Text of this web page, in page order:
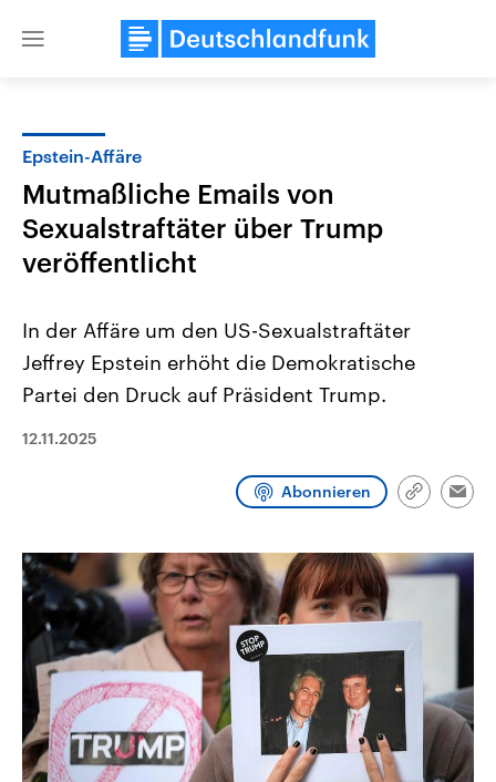
Close
Landtagswahl Sachsen-Anhalt
2026
Sachsen-Anhalt wählt am 6.
Bundesland von einer Koalition aus
und Hintergründe zu den Parteien
und Kandidaten der anstehenden
Wahl.
USA
Aktuelle Beiträge,
den mächtigsten Ländern
mit großem Einfluss auf
aktuelle Weltgeschehen.
Sendungen Programm Podcasts
Audio-Archiv
Epstein-Affäre
Mutmaßliche Emails von
Sexualstraftäter über Trump
veröffentlicht
In der Affäre um den US-Sexualstraftäter
Jeffrey Epstein erhöht die Demokratische
Partei den Druck auf Präsident Trump.
12.11.2025
Abonnieren
Link